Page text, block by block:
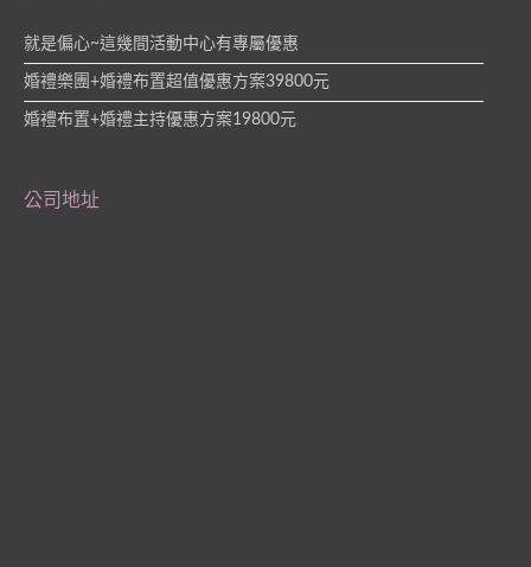
就是偏心~這幾間活動中心有專屬優惠
婚禮樂團+婚禮布置超值優惠方案39800元
婚禮布置+婚禮主持優惠方案19800元
公司地址